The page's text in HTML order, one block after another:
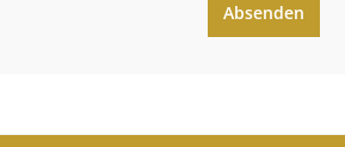
Absenden